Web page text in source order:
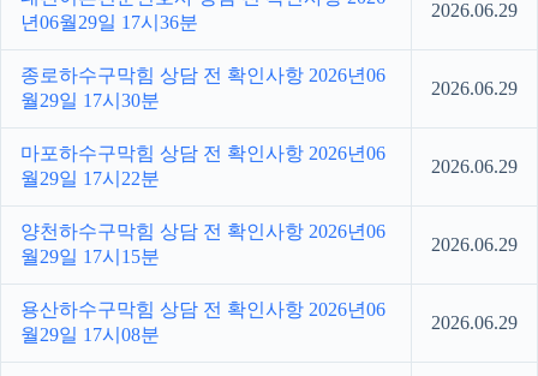
년06월29일 17시36분
2026.06.29
종로하수구막힘 상담 전 확인사항 2026년06
월29일 17시30분
2026.06.29
마포하수구막힘 상담 전 확인사항 2026년06
월29일 17시22분
2026.06.29
양천하수구막힘 상담 전 확인사항 2026년06
월29일 17시15분
2026.06.29
용산하수구막힘 상담 전 확인사항 2026년06
월29일 17시08분
2026.06.29